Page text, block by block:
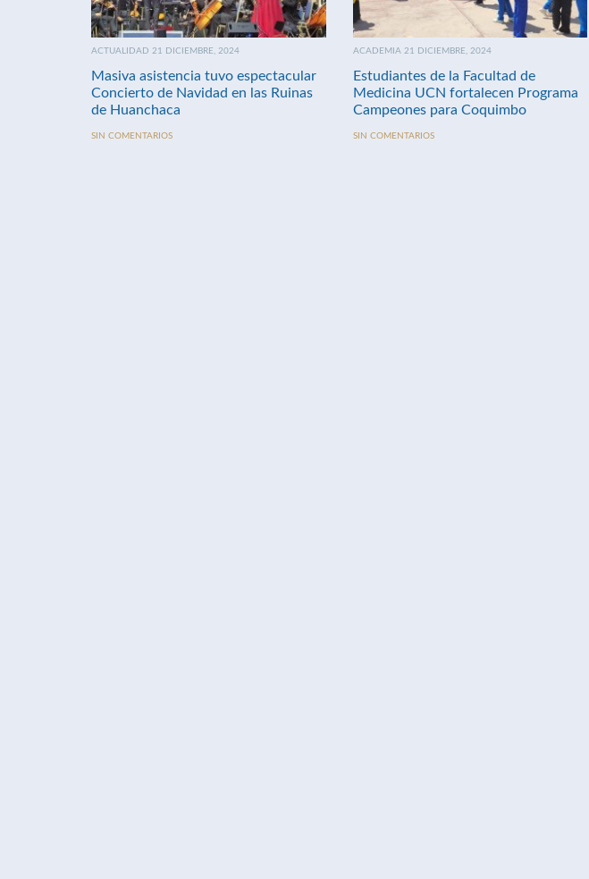
ACTUALIDAD 21 DICIEMBRE, 2024
Masiva asistencia tuvo espectacular
Concierto de Navidad en las Ruinas
de Huanchaca
SIN COMENTARIOS
ACADEMIA 21 DICIEMBRE, 2024
Estudiantes de la Facultad de
Medicina UCN fortalecen Programa
Campeones para Coquimbo
SIN COMENTARIOS